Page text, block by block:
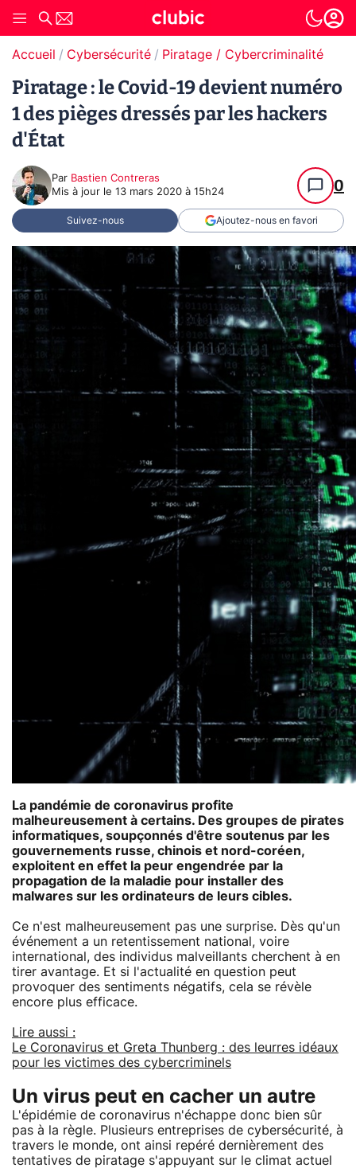
Accueil Cybersécurité Piratage / Cybercriminalité
Piratage : le Covid-19 devient numéro
1 des pièges dressés par les hackers
d'État
Par Bastien Contreras
Mis à jour le 13 mars 2020 à 15h24 0
Suivez-nous Ajoutez-nous en favori
La pandémie de coronavirus profite
malheureusement à certains. Des groupes de pirates
informatiques, soupçonnés d'être soutenus par les
gouvernements russe, chinois et nord-coréen,
exploitent en effet la peur engendrée par la
propagation de la maladie pour installer des
malwares sur les ordinateurs de leurs cibles.
Ce n'est malheureusement pas une surprise. Dès qu'un
événement a un retentissement national, voire
international, des individus malveillants cherchent à en
tirer avantage. Et si l'actualité en question peut
provoquer des sentiments négatifs, cela se révèle
encore plus efficace.
Lire aussi :
Le Coronavirus et Greta Thunberg : des leurres idéaux
pour les victimes des cybercriminels
Un virus peut en cacher un autre
L'épidémie de coronavirus n'échappe donc bien sûr
pas à la règle. Plusieurs entreprises de cybersécurité, à
travers le monde, ont ainsi repéré dernièrement des
tentatives de piratage s'appuyant sur le climat actuel